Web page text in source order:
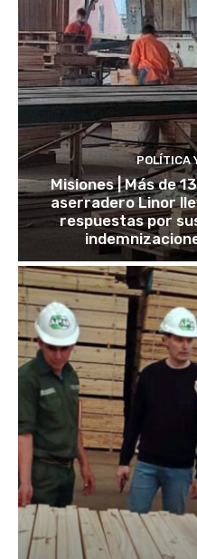
POLÍTICA
Misiones | Más de
aserradero Linor
respuestas por